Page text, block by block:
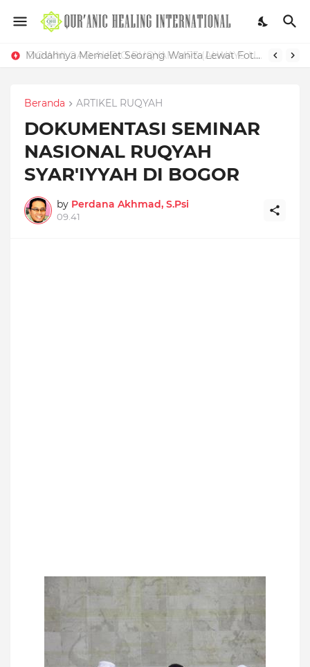
Mudahnya Memelet Seorang Wanita Lewat Foto di Facebook
Beranda ARTIKEL RUQYAH
DOKUMENTASI SEMINAR
NASIONAL RUQYAH
SYAR'IYYAH DI BOGOR
by Perdana Akhmad, S.Psi
09.41